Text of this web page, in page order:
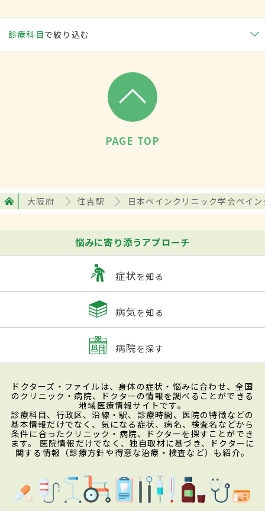
診療科目で絞り込む
PAGE TOP
大阪府 住吉駅 日本ペインクリニック学会ペイ
悩みに寄り添うアプローチ
症状を知る
病気を知る
病院を探す
ドクターズ・ファイルは、身体の症状・悩みに合わせ、全国
のクリニック・病院、ドクターの情報を調べることができる
地域医療情報サイトです。
診療科目、行政区、沿線・駅、診療時間、医院の特徴などの
基本情報だけでなく、気になる症状、病名、検査名などから
条件に合ったクリニック・病院、ドクターを探すことができ
ます。 医院情報だけでなく、独自取材に基づき、ドクターに
関する情報（診療方針や得意な治療・検査など）も紹介。